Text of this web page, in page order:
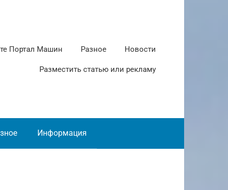
Портал Машин Разное Новости
Разместить статью или рекламу
Информация